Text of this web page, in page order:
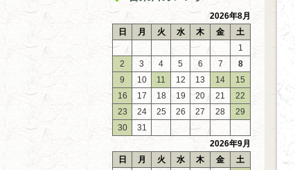
2026年8月
日
月 火 水 木 金
土
1
2
3 4 5 6 7
8
9
10 11 12 13 14
15
16
17 18 19 20 21
22
23
24 25 26 27 28
29
30
31
2026年9月
日
月 火 水 木 金
土